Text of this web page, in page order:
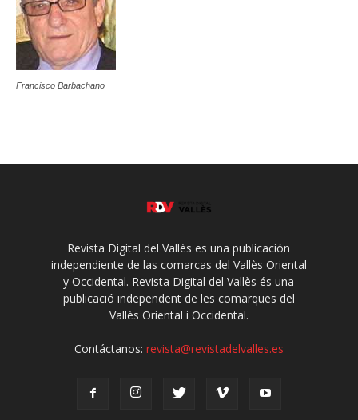
Francisco Barbachano
Revista Digital del Vallès es una publicación
independiente de las comarcas del Vallès Oriental
y Occidental. Revista Digital del Vallès és una
publicació independent de les comarques del
Vallès Oriental i Occidental.
Contáctanos: revista@revistadelvalles.es